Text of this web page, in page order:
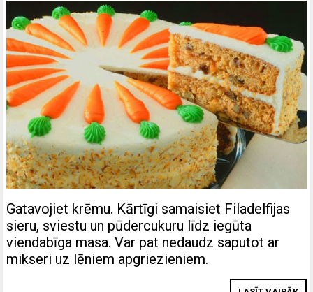
Gatavojiet krēmu. Kārtīgi samaisiet Filadelfijas
sieru, sviestu un pūdercukuru līdz iegūta
viendabīga masa. Var pat nedaudz saputot ar
mikseri uz lēniem apgriezieniem.